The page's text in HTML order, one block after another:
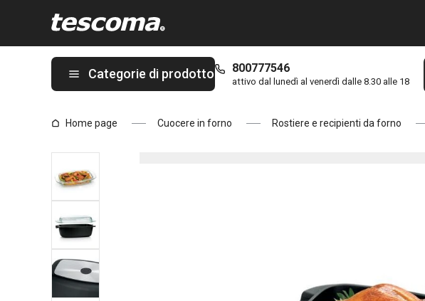
Categorie di prodotto 800777546
attivo dal lunedì al venerdì dalle 8.30 alle 18
Home page Cuocere in forno Rostiere e recipienti da forno